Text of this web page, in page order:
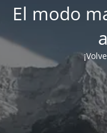
El modo